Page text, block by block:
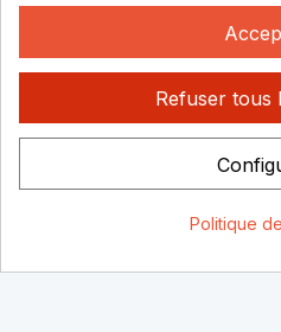
04 78
Un site
Refuser tous
Politique